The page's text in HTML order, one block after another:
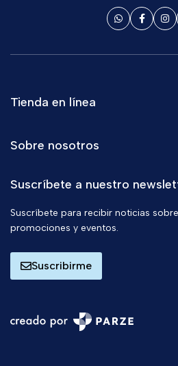
Tienda en línea
Sobre nosotros
Suscríbete a nuestro
Suscríbete para recibir noticias
promociones y eventos.
Suscribirme